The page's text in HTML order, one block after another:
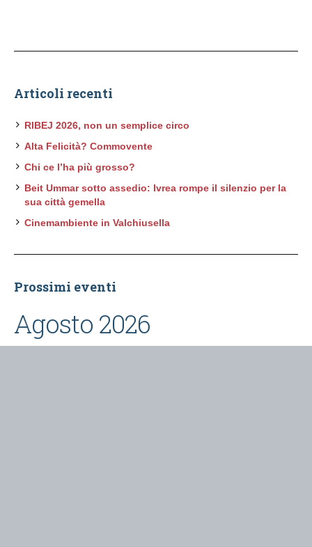
Articoli recenti
RIBEJ 2026, non un semplice circo
Alta Felicità? Commovente
Chi ce l’ha più grosso?
Beit Ummar sotto assedio: Ivrea rompe il silenzio per la
sua città gemella
Cinemambiente in Valchiusella
Prossimi eventi
Agosto 2026